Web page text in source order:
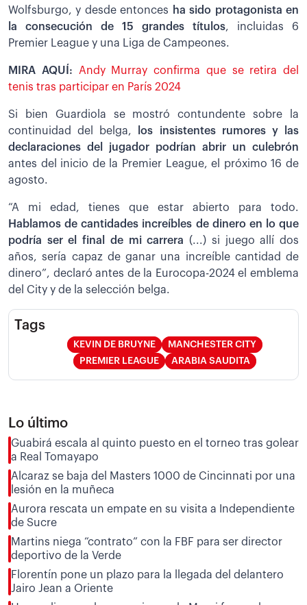
Wolfsburgo, y desde entonces ha sido protagonista en
la consecución de 15 grandes títulos, incluidas 6
Premier League y una Liga de Campeones.
MIRA AQUÍ: Andy Murray confirma que se retira del
tenis tras participar en París 2024
Si bien Guardiola se mostró contundente sobre la
continuidad del belga,
los insistentes rumores y las
declaraciones del jugador podrían abrir un culebrón
antes del inicio de la Premier League, el próximo 16 de
agosto.
“A mi edad, tienes que estar abierto para todo.
Hablamos de cantidades increíbles de dinero en lo que
podría ser el final de mi carrera (...) si juego allí dos
años, sería capaz de ganar una increíble cantidad de
dinero”, declaró antes de la Eurocopa-2024 el emblema
del City y de la selección belga.
Tags
KEVIN DE BRUYNE
MANCHESTER CITY
PREMIER LEAGUE
ARABIA SAUDITA
Lo último
Guabirá escala al quinto puesto en el torneo tras golear
a Real Tomayapo
Alcaraz se baja del Masters 1000 de Cincinnati por una
lesión en la muñeca
Aurora rescata un empate en su visita a Independiente
de Sucre
Martins niega “contrato” con la FBF para ser director
deportivo de la Verde
Florentín pone un plazo para la llegada del delantero
Jairo Jean a Oriente